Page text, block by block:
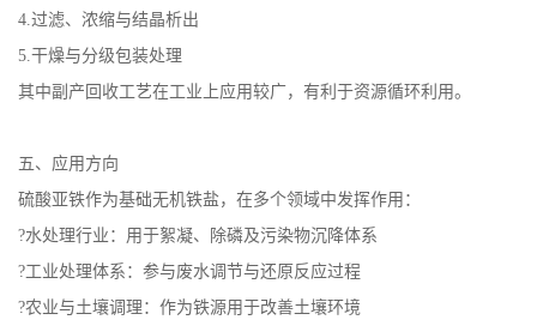
4.过滤、浓缩与结晶析出
5.干燥与分级包装处理
其中副产回收工艺在工业上应用较广，有利于资源循环利用。
五、应用方向
硫酸亚铁作为基础无机铁盐，在多个领域中发挥作用：
?水处理行业：用于絮凝、除磷及污染物沉降体系
?工业处理体系：参与废水调节与还原反应过程
?农业与土壤调理：作为铁源用于改善土壤环境